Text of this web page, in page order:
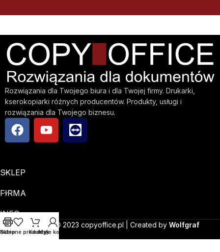
Rozwiązania dla Twojego biura i dla Twojej firmy. Drukarki,
kserokopiarki różnych producentów. Produkty, usługi i
rozwiązania dla Twojego biznesu.
SKLEP
FIRMA
INFO
Copyright © 2023 copyoffice.pl | Created by Wolfgraf
Sklep produkty
KoszykMoje konto